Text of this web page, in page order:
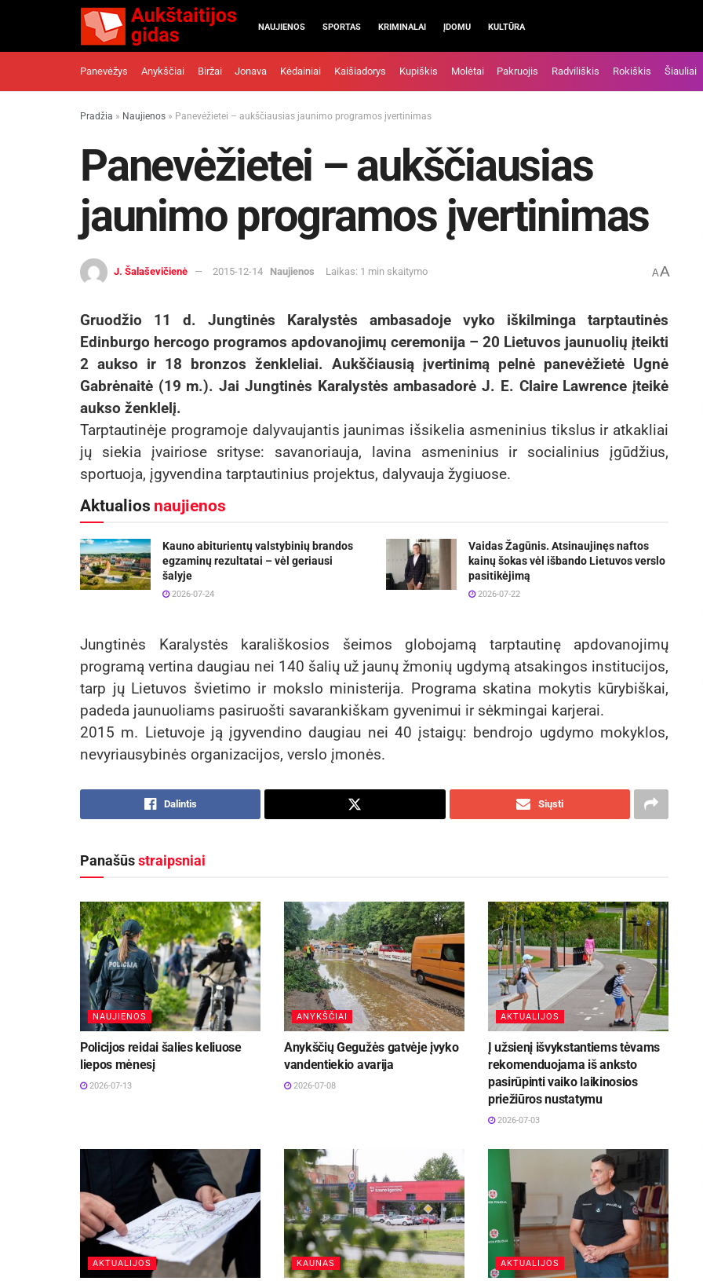
NAUJIENOS SPORTAS KRIMINALAI ĮDOMU KULTŪRA
Panevėžys Anykščiai Biržai Jonava Kėdainiai Kaišiadorys Kupiškis Molėtai Pakruojis Radviliškis Rokiškis Šiauliai
Pradžia » Naujienos » Panevėžietei – aukščiausias jaunimo programos įvertinimas
Panevėžietei – aukščiausias
jaunimo programos įvertinimas
J. Šalaševičienė 2015-12-14 Naujienos Laikas: 1 min skaitymo AA
Gruodžio 11 d. Jungtinės Karalystės ambasadoje vyko iškilminga tarptautinės
Edinburgo hercogo programos apdovanojimų ceremonija – 20 Lietuvos jaunuolių įteikti
2 aukso ir 18 bronzos ženkleliai. Aukščiausią įvertinimą pelnė panevėžietė Ugnė
Gabrėnaitė (19 m.). Jai Jungtinės Karalystės ambasadorė J. E. Claire Lawrence įteikė
aukso ženklelį.
Tarptautinėje programoje dalyvaujantis jaunimas išsikelia asmeninius tikslus ir atkakliai
jų siekia įvairiose srityse: savanoriauja, lavina asmeninius ir socialinius įgūdžius,
sportuoja, įgyvendina tarptautinius projektus, dalyvauja žygiuose.
Aktualios naujienos
Kauno abiturientų valstybinių brandos
egzaminų rezultatai – vėl geriausi
šalyje
2026-07-24
Vaidas Žagūnis. Atsinaujinęs naftos
kainų šokas vėl išbando Lietuvos verslo
pasitikėjimą
2026-07-22
Jungtinės Karalystės karališkosios šeimos globojamą tarptautinę apdovanojimų
programą vertina daugiau nei 140 šalių už jaunų žmonių ugdymą atsakingos institucijos,
tarp jų Lietuvos švietimo ir mokslo ministerija. Programa skatina mokytis kūrybiškai,
padeda jaunuoliams pasiruošti savarankiškam gyvenimui ir sėkmingai karjerai.
2015 m. Lietuvoje ją įgyvendino daugiau nei 40 įstaigų: bendrojo ugdymo mokyklos,
nevyriausybinės organizacijos, verslo įmonės.
Dalintis Siųsti
Panašūsstraipsniai
NAUJIENOS
Policijos reidai šalies keliuose
liepos mėnesį
2026-07-13
ANYKŠČIAI
Anykščių Gegužės gatvėje įvyko
vandentiekio avarija
2026-07-08
AKTUALIJOS
Į užsienį išvykstantiems tėvams
rekomenduojama iš anksto
pasirūpinti vaiko laikinosios
priežiūros nustatymu
2026-07-03
AKTUALIJOS KAUNAS AKTUALIJOS